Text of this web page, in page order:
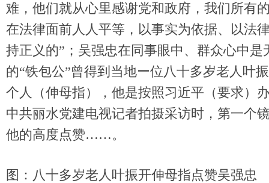
难，他们就从心里感谢党和政府，我们所有
在法律面前人人平等，以事实为依据、以法
持正义的”；吴强忠在同事眼中、群众心中是
的“铁包公”曾得到当地ー位八十多岁老人叶
个人（伸母指），他是按照习近平（要求
中共丽水党建电视记者拍摄采访时，第一个
他的高度点赞……。
图：八十多岁老人叶振开伸母指点赞吴强忠